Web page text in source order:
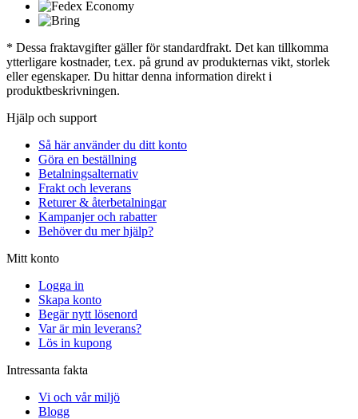
* Dessa fraktavgifter gäller för standardfrakt. Det kan tillkomma
ytterligare kostnader, t.ex. på grund av produkternas vikt, storlek
eller egenskaper. Du hittar denna information direkt i
produktbeskrivningen.
Hjälp och support
Så här använder du ditt konto
Göra en beställning
Betalningsalternativ
Frakt och leverans
Returer & återbetalningar
Kampanjer och rabatter
Behöver du mer hjälp?
Mitt konto
Logga in
Skapa konto
Begär nytt lösenord
Var är min leverans?
Lös in kupong
Intressanta fakta
Vi och vår miljö
Blogg